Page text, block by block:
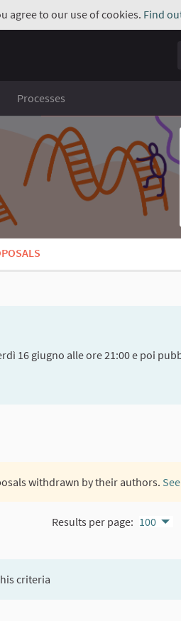
agree to our use of cookies. Find
Processes
16 giugno alle ore 21:00 e poi
withdrawn by their authors.
Results per page: 100
criteria